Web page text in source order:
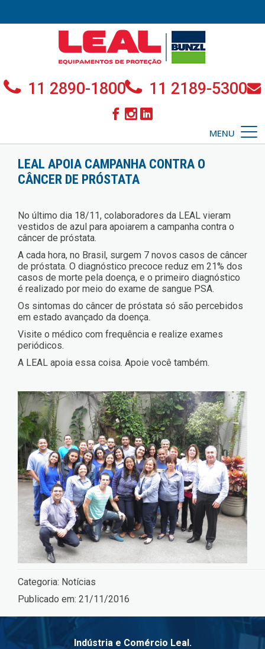
11 2890-1800 11 2189-5300
MENU
LEAL APOIA CAMPANHA CONTRA O
CÂNCER DE PRÓSTATA
No último dia 18/11, colaboradores da LEAL vieram
vestidos de azul para apoiarem a campanha contra o
câncer de próstata.
A cada hora, no Brasil, surgem 7 novos casos de câncer
de próstata. O diagnóstico precoce reduz em 21% dos
casos de morte pela doença, e o primeiro diagnóstico
é realizado por meio do exame de sangue PSA.
Os sintomas do câncer de próstata só são percebidos
em estado avançado da doença.
Visite o médico com frequência e realize exames
periódicos.
A LEAL apoia essa coisa. Apoie você também.
Categoria: Notícias
Publicado em: 21/11/2016
Indústria e Comércio Leal.